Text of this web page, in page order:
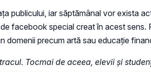
publicului, iar săptămânal vor exista
facebook special creat în acest sens.
domenii precum artă sau educație
Tocmai de aceea, elevii și